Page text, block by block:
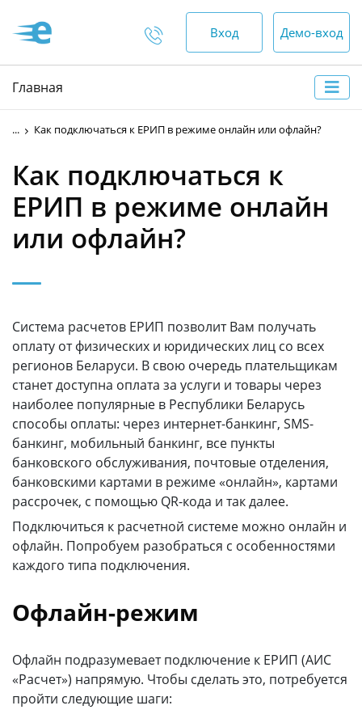
Отдел по работе с
клиентами
+375 (29) 552-00-65
круглосуточно
info@express-pay.by
Вход Демо-вход
Главная
... Как подключаться к ЕРИП в режиме онлайн или офлайн?
Как подключаться к
ЕРИП в режиме онлайн
или офлайн?
Система расчетов ЕРИП позволит Вам получать
оплату от физических и юридических лиц со всех
регионов Беларуси. В свою очередь плательщикам
станет доступна оплата за услуги и товары через
наиболее популярные в Республики Беларусь
способы оплаты: через интернет-банкинг, SMS-
банкинг, мобильный банкинг, все пункты
банковского обслуживания, почтовые отделения,
банковскими картами в режиме «онлайн», картами
рассрочек, с помощью QR-кода и так далее.
Подключиться к расчетной системе можно онлайн и
офлайн. Попробуем разобраться с особенностями
каждого типа подключения.
Офлайн-режим
Офлайн подразумевает подключение к ЕРИП (АИС
«Расчет») напрямую. Чтобы сделать это, потребуется
пройти следующие шаги: